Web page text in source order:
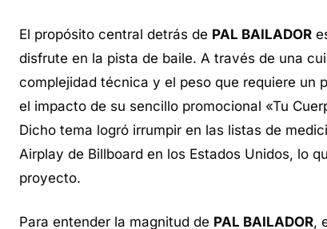
El propósito central detrás de PAL BAILADOR
disfrute en la pista de baile. A través de una
complejidad técnica y el peso que requiere un
el impacto de su sencillo promocional «Tu
Dicho tema logró irrumpir en las listas de
Airplay de Billboard en los Estados Unidos, lo
proyecto.
Para entender la magnitud de PAL BAILADOR,